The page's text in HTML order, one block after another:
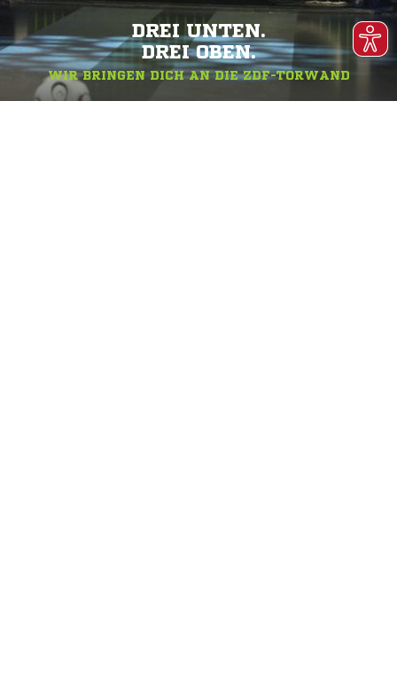
DREI UNTEN.
DREI OBEN.
WIR BRINGEN DICH AN DIE ZDF-TORWAND